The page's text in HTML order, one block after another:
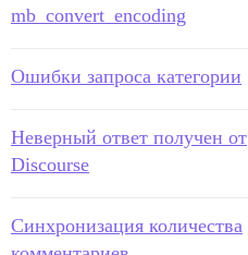
mb_convert_encoding
Ошибки запроса категории
Неверный ответ получен от
Discourse
Синхронизация количества